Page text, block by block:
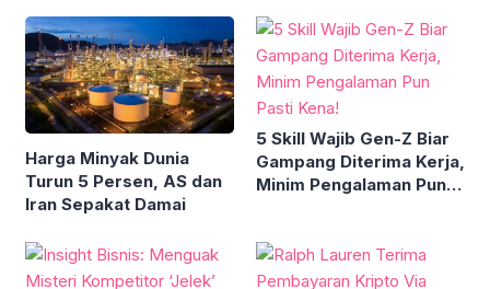
Harga Minyak Dunia
Turun 5 Persen, AS dan
Iran Sepakat Damai
5 Skill Wajib Gen-Z Biar
Gampang Diterima Kerja,
Minim Pengalaman Pun